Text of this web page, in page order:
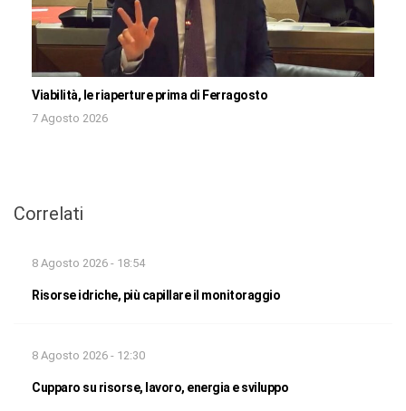
Viabilità, le riaperture prima di Ferragosto
7 Agosto 2026
Correlati
8 Agosto 2026 - 18:54
Risorse idriche, più capillare il monitoraggio
8 Agosto 2026 - 12:30
Cupparo su risorse, lavoro, energia e sviluppo